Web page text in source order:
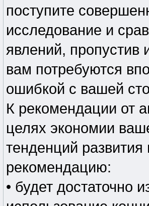
поступите
исследование и
явлений, пропустив
вам потребуются
ошибкой с вашей
К рекомендации от
целях экономии
тенденций
рекомендацию:
• будет достаточно